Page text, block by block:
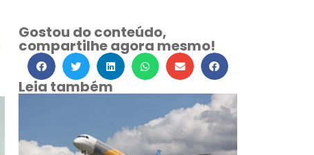
Gostou do conteúdo,
compartilhe agora mesmo!
Leia também